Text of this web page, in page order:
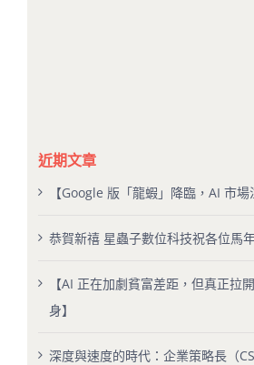
近期文章
【Google 版「龍蝦」降臨，AI 市場
恭賀新禧 星蟲子數位科技祝各位馬
【AI 正在加劇貧富差距，但真正拉
身】
深度與速度的時代：企業策略長（